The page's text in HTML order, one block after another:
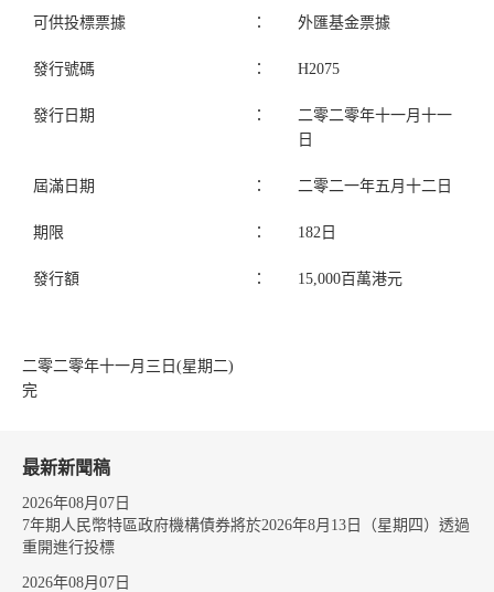
可供投標票據 ： 外匯基金票據
發行號碼 ： H2075
發行日期 ：
二零二零年十一月十一
日
屆滿日期 ： 二零二一年五月十二日
期限 ： 182日
發行額 ： 15,000百萬港元
二零二零年十一月三日(星期二)
完
最新新聞稿
2026年08月07日
7年期人民幣特區政府機構債券將於2026年8月13日（星期四）透過
重開進行投標
2026年08月07日